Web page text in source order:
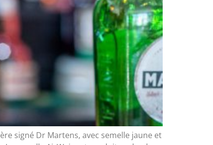
signé Dr Martens, avec semelle jaune et